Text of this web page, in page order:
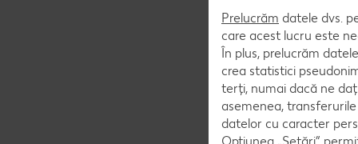
Prelucrăm datele dvs.
care acest lucru este
În plus, prelucrăm
crea statistici
terți, numai dacă ne
asemenea,
datelor cu caracter